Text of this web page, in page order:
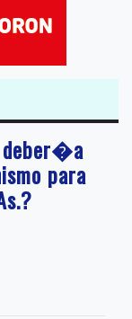
deber�a
para